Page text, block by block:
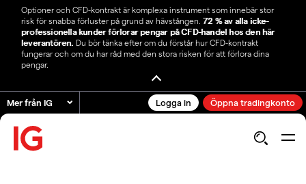
Optioner och CFD-kontrakt är komplexa instrument som innebär stor
risk för snabba förluster på grund av hävstången. 72 % av alla icke-
professionella kunder förlorar pengar på CFD-handel hos den här
leverantören. Du bör tänka efter om du förstår hur CFD-kontrakt
fungerar och om du har råd med den stora risken för att förlora dina
pengar.
Mer från IG Logga in Öppna tradingkonto